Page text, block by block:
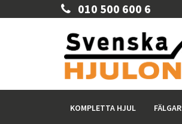
010 500 600 6
KOMPLETTA HJUL FÄLGAR